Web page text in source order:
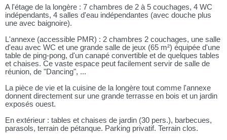
A l'étage de la longère : 7 chambres de 2 à 5 couchages, 4 WC
indépendants, 4 salles d'eau indépendantes (avec douche plus
une avec baignoire).
L'annexe (accessible PMR) : 2 chambres 2 couchages, une salle
d'eau avec WC et une grande salle de jeux (65 m²) équipée d'une
table de ping-pong, d'un canapé convertible et de quelques tables
et chaises. Ce vaste espace peut facilement servir de salle de
réunion, de "Dancing", ...
La pièce de vie et la cuisine de la longère tout comme l'annexe
donnent directement sur une grande terrasse en bois et un jardin
exposés ouest.
En extérieur : tables et chaises de jardin (30 pers.), barbecues,
parasols, terrain de pétanque. Parking privatif. Terrain clos.